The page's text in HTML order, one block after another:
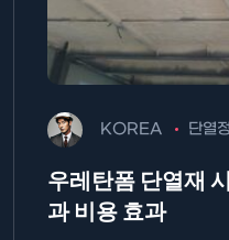
KOREA 단열
우레탄폼 단열재
과 비용 효과